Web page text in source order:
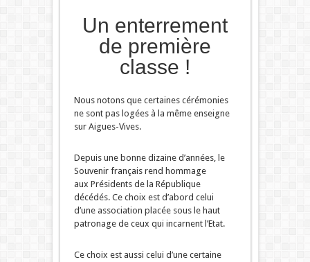
Un enterrement
de première
classe !
Nous notons que certaines cérémonies
ne sont pas logées à la même enseigne
sur Aigues-Vives.
Depuis une bonne dizaine d’années, le
Souvenir français rend hommage
aux Présidents de la République
décédés. Ce choix est d’abord celui
d’une association placée sous le haut
patronage de ceux qui incarnent l’Etat.
Ce choix est aussi celui d’une certaine